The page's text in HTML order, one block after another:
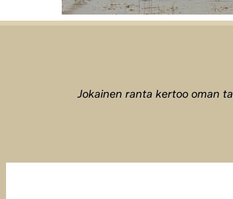
Jokainen ranta kertoo oman